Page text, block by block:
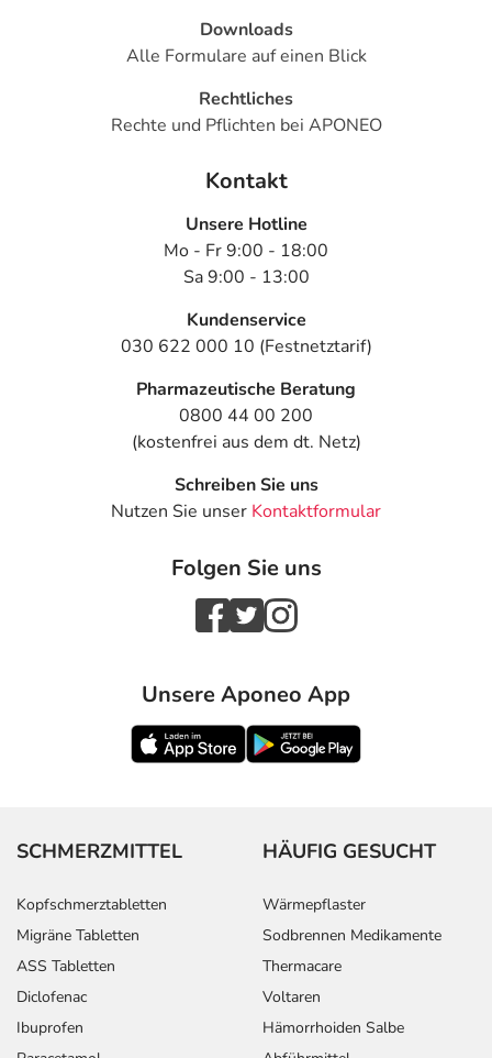
Downloads
Alle Formulare auf einen Blick
Rechtliches
Rechte und Pflichten bei APONEO
Kontakt
Unsere Hotline
Mo - Fr 9:00 - 18:00
Sa 9:00 - 13:00
Kundenservice
030 622 000 10 (Festnetztarif)
Pharmazeutische Beratung
0800 44 00 200
(kostenfrei aus dem dt. Netz)
Schreiben Sie uns
Nutzen Sie unser Kontaktformular
Folgen Sie uns
Unsere Aponeo App
SCHMERZMITTEL
Kopfschmerztabletten
Migräne Tabletten
ASS Tabletten
Diclofenac
Ibuprofen
HÄUFIG GESUCHT
Wärmepflaster
Sodbrennen Medikamente
Thermacare
Voltaren
Hämorrhoiden Salbe